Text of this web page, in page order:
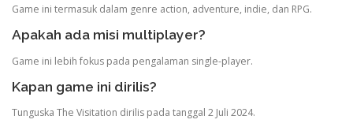
Game ini termasuk dalam genre action, adventure, indie, dan RPG.
Apakah ada misi multiplayer?
Game ini lebih fokus pada pengalaman single-player.
Kapan game ini dirilis?
Tunguska The Visitation dirilis pada tanggal 2 Juli 2024.